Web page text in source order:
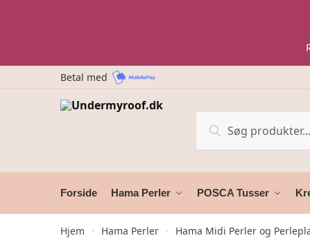
Betal med
efter:
Søg
Forside Hama Perler POSCA Tusser
Hjem » Hama Perler » Hama Midi Perler og